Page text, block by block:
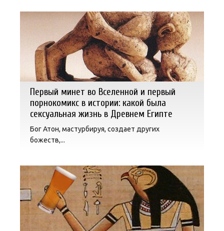
Первый минет во Вселенной и первый
порнокомикс в истории: какой была
сексуальная жизнь в Древнем Египте
Бог Атон, мастурбируя, создает других
божеств,...